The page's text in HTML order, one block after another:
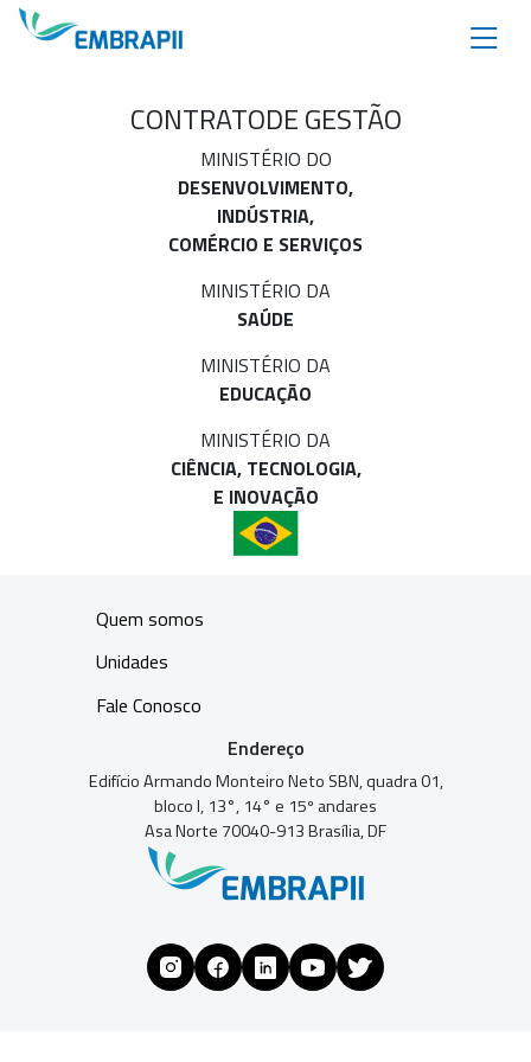
CONTRATODE GESTÃO
MINISTÉRIO DO
DESENVOLVIMENTO,
INDÚSTRIA,
COMÉRCIO E SERVIÇOS
MINISTÉRIO DA
SAÚDE
MINISTÉRIO DA
EDUCAÇÃO
MINISTÉRIO DA
CIÊNCIA, TECNOLOGIA,
E INOVAÇÃO
Quem somos
Unidades
Fale Conosco
Endereço
Edifício Armando Monteiro Neto SBN, quadra 01,
bloco I, 13°, 14° e 15º andares
Asa Norte 70040-913 Brasília, DF